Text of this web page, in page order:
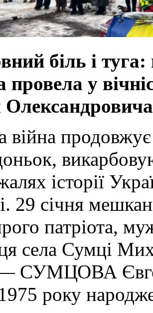
біль і
провела у
Олександровича
війна
історії
29 січня
патріота,
села Сумці
СУМЦОВА
року